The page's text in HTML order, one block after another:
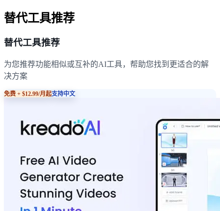
替代工具推荐
替代工具推荐
为您推荐功能相似或互补的AI工具，帮助您找到更适合的解
决方案
免费 + $12.99/月起支持中文